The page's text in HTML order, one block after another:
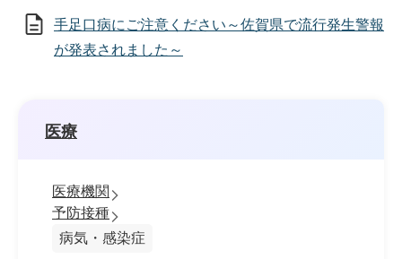
手足口病にご注意ください～佐賀県で流行発生警報
が発表されました～
医療
医療機関
予防接種
病気・感染症